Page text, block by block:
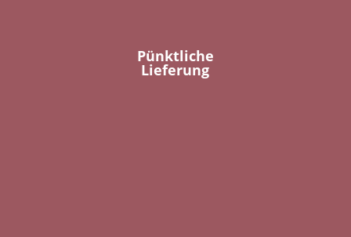
Pünktliche
Lieferung